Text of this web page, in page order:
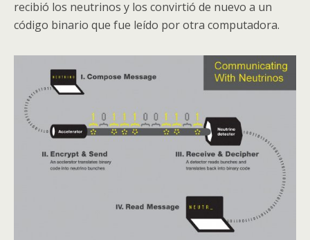
recibió los neutrinos y los convirtió de nuevo a un
código binario que fue leído por otra computadora.